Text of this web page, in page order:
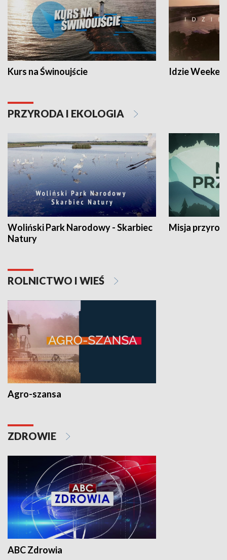
Kurs na Świnoujście Idzie
PRZYRODA I EKOLOGIA
Woliński Park Narodowy - Skarbiec
Natury
Misja
ROLNICTWO I WIEŚ
Agro-szansa
ZDROWIE
ABC Zdrowia